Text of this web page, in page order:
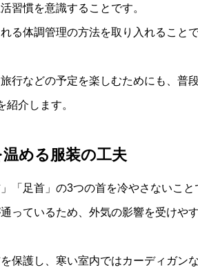
習慣を意識することです。
る体調管理の方法を取り入れること
行などの予定を楽しむためにも、普
介します。
温める服装の工夫
「足首」の3つの首を冷やさないこと
っているため、外気の影響を受けや
保護し、寒い室内ではカーディガン